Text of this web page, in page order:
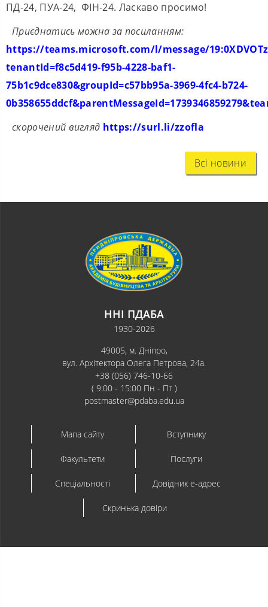
ПД-24, ПУА-24, ФIН-24. Ласкаво просимо!
Приєднатись можна за посиланням:
https://teams.microsoft.com/l/message/
tenantId=f8c5d419-f95b-4228-baf1-
75b1c9dce830&groupId=c57bb95a-3969-4fc4-b724-
скорочений вигляд https://surl.li/zzofla
Всі новини
ННІ ПДАБА
1930-2026
49005, м. Дніпро,
вул. Архітектора Олега Петрова, 24а.
+38 (056) 746-10-66
( 9:00 - 15:00 Пн - Пт )
postmaster@pdaba.edu.ua
Мапа сайту Вступнику
Факультети Послуги
Спеціальності Довідник e-адрес
Скринька довіри